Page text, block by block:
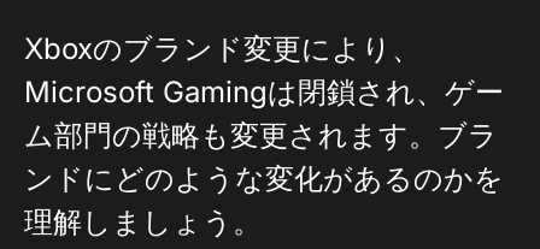
Xboxのブランド変更により、
Microsoft Gamingは閉鎖され、ゲー
ム部門の戦略も変更されます。ブラ
ンドにどのような変化があるのか​​を
理解しましょう。